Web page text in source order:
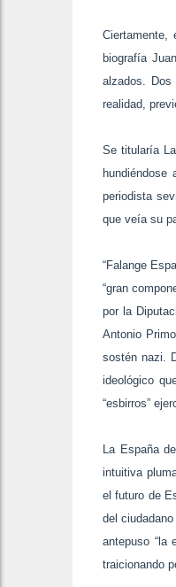
Ciertamente,
biografía
alzados.
realidad,
Se titularía
periodista
que veía su
“Falange
“gran
por la
Antonio
sostén nazi.
ideológico
“esbirros”
La España
intuitiva
el futuro de
del
antepuso “la
traicionando